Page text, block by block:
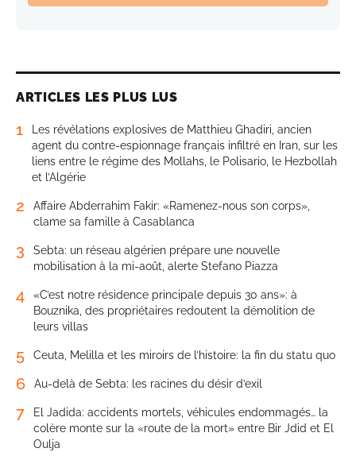
ARTICLES LES PLUS LUS
1
Les révélations explosives de Matthieu Ghadiri, ancien
agent du contre-espionnage français infiltré en Iran, sur les
liens entre le régime des Mollahs, le Polisario, le Hezbollah
et l’Algérie
2
Affaire Abderrahim Fakir: «Ramenez-nous son corps»,
clame sa famille à Casablanca
3
Sebta: un réseau algérien prépare une nouvelle
mobilisation à la mi-août, alerte Stefano Piazza
4
«C’est notre résidence principale depuis 30 ans»: à
Bouznika, des propriétaires redoutent la démolition de
leurs villas
5 Ceuta, Melilla et les miroirs de l’histoire: la fin du statu quo
6 Au-delà de Sebta: les racines du désir d’exil
7
El Jadida: accidents mortels, véhicules endommagés… la
colère monte sur la «route de la mort» entre Bir Jdid et El
Oulja